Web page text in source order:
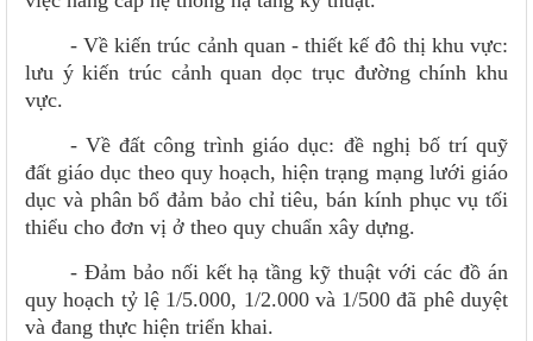
- Về kiến trúc cảnh quan - thiết kế đô thị khu vực:
lưu ý kiến trúc cảnh quan dọc trục đường chính khu
vực.
- Về đất công trình giáo dục: đề nghị bố trí quỹ
đất giáo dục theo quy hoạch, hiện trạng mạng lưới giáo
dục và phân bổ đảm bảo chỉ tiêu, bán kính phục vụ tối
thiểu cho đơn vị ở theo quy chuẩn xây dựng.
- Đảm bảo nối kết hạ tầng kỹ thuật với các đồ án
quy hoạch tỷ lệ 1/5.000, 1/2.000 và 1/500 đã phê duyệt
và đang thực hiện triển khai.